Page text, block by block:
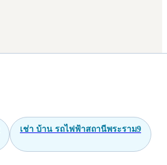
เช่า บ้าน รถไฟฟ้าสถานีพระราม9